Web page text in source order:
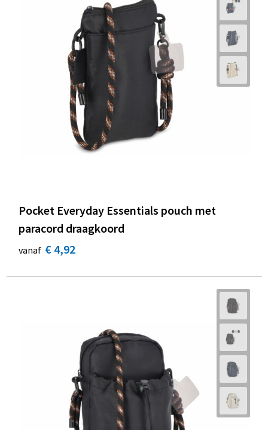
Pocket Everyday Essentials pouch met
paracord draagkoord
vanaf € 4,92